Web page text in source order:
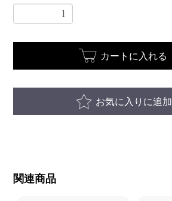
カートに入れる
お気に入りに追加
関連商品